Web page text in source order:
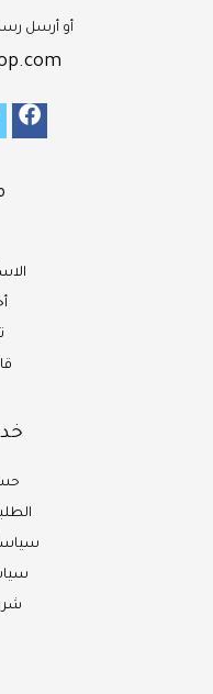
أو أرسل
سياسة